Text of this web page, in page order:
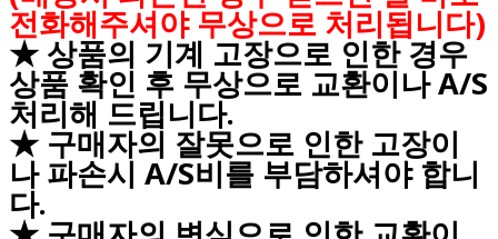
전화해주셔야 무상으로 처리됩니다)
★ 상품의 기계 고장으로 인한 경우
상품 확인 후 무상으로 교환이나 A/S
처리해 드립니다.
★ 구매자의 잘못으로 인한 고장이
나 파손시 A/S비를 부담하셔야 합니
다.